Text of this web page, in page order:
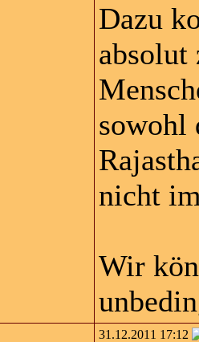
Dazu
absolut
sowohl
nicht
Wir
31.12.2011 17:12